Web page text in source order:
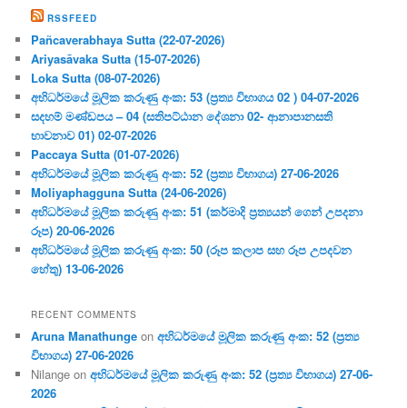
RSSFEED
Pañcaverabhaya Sutta (22-07-2026)
Ariyasāvaka Sutta (15-07-2026)
Loka Sutta (08-07-2026)
අභිධර්මයේ මූලික කරුණු අංක: 53 (ප්‍ර‍ත්‍ය විභාගය 02 ) 04-07-2026
සදහම් මණ්ඩපය – 04 (සතිපට්ඨාන දේශනා 02- ආනාපානසති
භාවනාව 01) 02-07-2026
Paccaya Sutta (01-07-2026)
අභිධර්මයේ මූලික කරුණු අංක: 52 (ප්‍ර‍ත්‍ය විභාගය) 27-06-2026
Moliyaphagguna Sutta (24-06-2026)
අභිධර්මයේ මූලික කරුණු අංක: 51 (කර්මාදි ප්‍ර‍ත්‍යයන් ගෙන් උපදනා
රූප) 20-06-2026
අභිධර්මයේ මූලික කරුණු අංක: 50 (රූප කලාප සහ රූප උපදවන
හේතු) 13-06-2026
RECENT COMMENTS
Aruna Manathunge onඅභිධර්මයේ මූලික කරුණු අංක: 52 (ප්‍ර‍ත්‍ය
විභාගය) 27-06-2026
Nilange onඅභිධර්මයේ මූලික කරුණු අංක: 52 (ප්‍ර‍ත්‍ය විභාගය) 27-06-
2026